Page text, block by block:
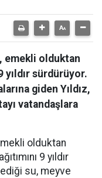
emekli olduktan
yıldır sürdürüyor.
giden Yıldız,
vatandaşlara
olduktan
9 yıldır
su, meyve